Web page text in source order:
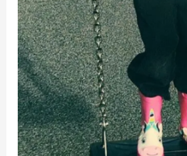
pioggia?